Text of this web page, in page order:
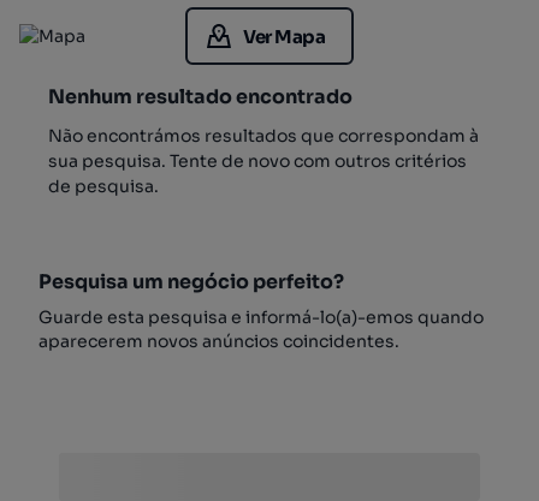
Ver Mapa
Nenhum resultado encontrado
Não encontrámos resultados que correspondam à
sua pesquisa. Tente de novo com outros critérios
de pesquisa.
Pesquisa um negócio perfeito?
Guarde esta pesquisa e informá-lo(a)-emos quando
aparecerem novos anúncios coincidentes.